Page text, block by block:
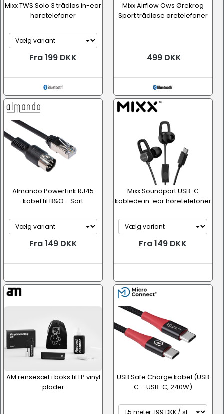
Mixx TWS Solo 3 trådløs in-ear
høretelefoner
Fra 199 DKK
Mixx Airflow Ows Ørekrog
Sport trådløse øretelefoner
499 DKK
Almando PowerLink RJ45
kabel til B&O - Sort
Fra 149 DKK
Mixx Soundport USB-C
kablede in-ear høretelefoner
Fra 149 DKK
AM rensesæt i boks til LP vinyl
plader
USB Safe Charge kabel (USB
C – USB-C, 240W)